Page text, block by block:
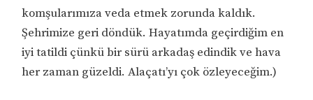
komşularımıza veda etmek zorunda kaldık.
Şehrimize geri döndük. Hayatımda geçirdiğim en
iyi tatildi çünkü bir sürü arkadaş edindik ve hava
her zaman güzeldi. Alaçatı’yı çok özleyeceğim.)